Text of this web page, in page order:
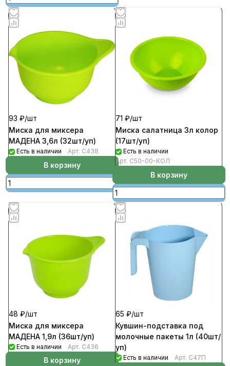
93 ₽/шт
Миска для миксера
МАДЕНА 3,6л (32шт/уп)
Есть в наличии Арт. С438
В корзину
71 ₽/шт
Миска салатница 3л колор
(17шт/уп)
Есть в наличии
Арт. С50-00-КОЛ
В корзину
48 ₽/шт
Миска для миксера
МАДЕНА 1,9л (36шт/уп)
Есть в наличии Арт. С436
В корзину
65 ₽/шт
Кувшин-подставка под
молочные пакеты 1л (40шт/
уп)
Есть в наличии Арт. С47П